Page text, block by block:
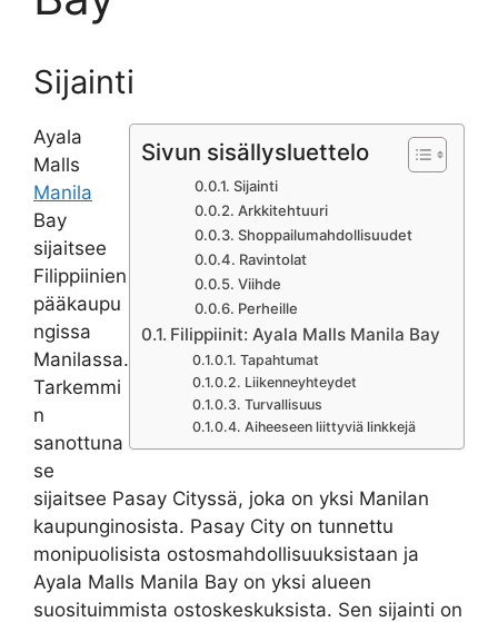
Sijainti
Sivun sisällysluettelo
Sijainti
Arkkitehtuuri
Shoppailumahdollisuudet
Ravintolat
Viihde
Perheille
Filippiinit: Ayala Malls Manila Bay
Tapahtumat
Liikenneyhteydet
Turvallisuus
Aiheeseen liittyviä linkkejä
Ayala
Malls
Manila
Bay
sijaitsee
Filippiinien
pääkaupu
ngissa
Manilassa.
Tarkemmi
n
sanottuna
se
sijaitsee Pasay Cityssä, joka on yksi Manilan
kaupunginosista. Pasay City on tunnettu
monipuolisista ostosmahdollisuuksistaan ja
Ayala Malls Manila Bay on yksi alueen
suosituimmista ostoskeskuksista. Sen sijainti on